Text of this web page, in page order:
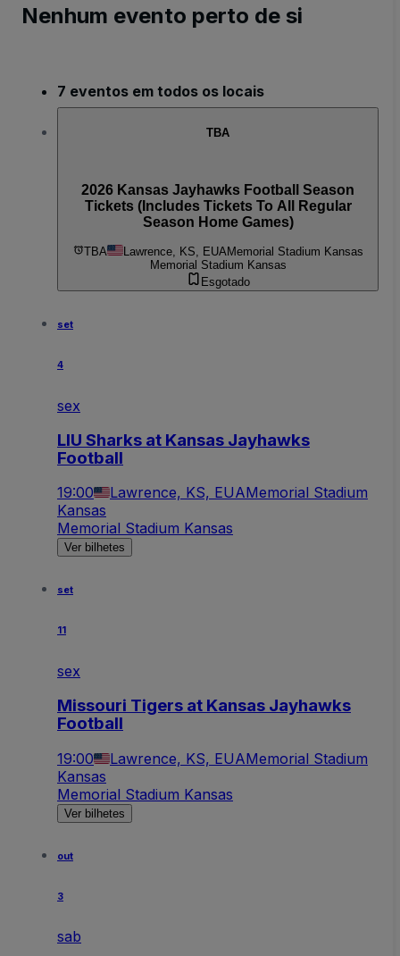
Nenhum evento perto de si
7 eventos em todos os locais
TBA
2026 Kansas Jayhawks Football Season
Tickets (Includes Tickets To All Regular
Season Home Games)
TBA Lawrence, KS, EUA Memorial Stadium Kansas
Memorial Stadium Kansas
Esgotado
set
4
sex
LIU Sharks at Kansas Jayhawks
Football
19:00 Lawrence, KS, EUAMemorial Stadium
Kansas
Memorial Stadium Kansas
Ver bilhetes
set
11
sex
Missouri Tigers at Kansas Jayhawks
Football
19:00 Lawrence, KS, EUAMemorial Stadium
Kansas
Memorial Stadium Kansas
Ver bilhetes
out
3
sab